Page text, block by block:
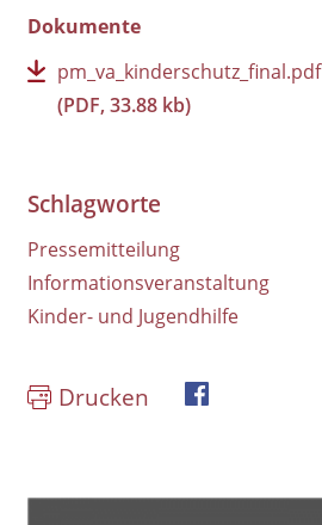
Dokumente
pm_va_kinderschutz_final.pdf
(PDF, 33.88 kb)
Schlagworte
Pressemitteilung
Informationsveranstaltung
Kinder- und Jugendhilfe
Drucken